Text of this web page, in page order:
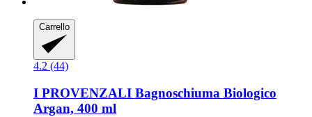
Carrello
4.2 (44)
I PROVENZALI Bagnoschiuma Biologico
Argan, 400 ml